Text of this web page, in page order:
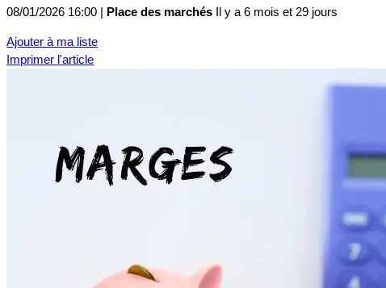
08/01/2026 16:00 | Place des marchés Il y a 6 mois et 29 jours
Ajouter à ma liste
Imprimer l'article